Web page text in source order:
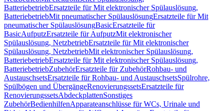
BatteriebetriebErsatzteile für Mit elektronischer Spülauslösung,
BatteriebetriebMit pneumatischer SpülauslösungErsatzteile für Mit
pneumatischer SpülauslösungBasicErsatzteile für
BasicAufputzErsatzteile für AufputzMit elektronischer
Spülauslösung, NetzbetriebErsatzteile für Mit elektronischer
Spülauslösung, NetzbetriebMit elektronischer Spülauslösung,
BatteriebetriebErsatzteile für Mit elektronischer Spülauslösung,
BatteriebetriebZubehörErsatzteile für ZubehörRohbau- und
AustauschsetsErsatzteile für Rohbau- und AustauschsetsSpülrohre,
Spülbögen und ÜbergängeRenovierungssetsErsatzteile für
RenovierungssetsAbdeckplattenSonstiges
ZubehörBedienhilfenApparateanschlüsse für WCs, Urinale und